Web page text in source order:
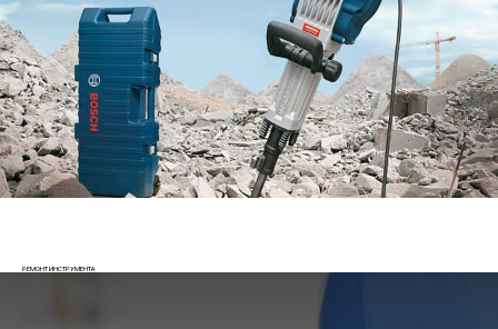
РЕМОНТ ИНСТРУМЕНТА